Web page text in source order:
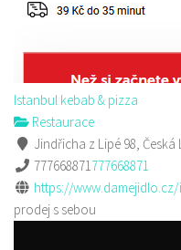
Istanbul kebab & pizza
Restaurace
Jindřicha z Lipé 98, Česká
777668871777668871
https://
prodej s sebou